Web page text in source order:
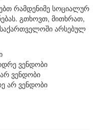
რამდენიმე სოციალურ
გთხოვთ, მითხრათ,
არსებულ
ვენდობი
ვენდობი
არ ვენდობი